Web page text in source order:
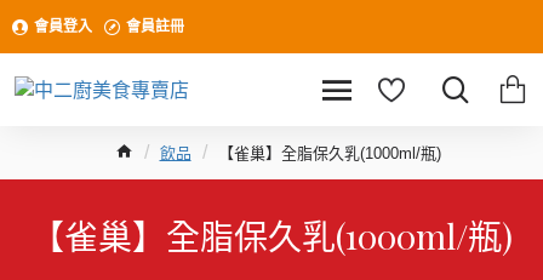
會員登入 會員註冊
飲品 【雀巢】全脂保久乳(1000ml/瓶)
【雀巢】全脂保久乳(1000ml/瓶)